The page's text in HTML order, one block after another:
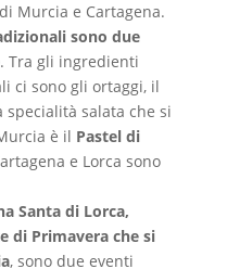
Murcia e Cartagena.
sono due
. Tra gli ingredienti
ci sono gli ortaggi, il
specialità salata che si
è il Pastel di
e Lorca sono
Santa di Lorca,
di Primavera che si
, sono due eventi